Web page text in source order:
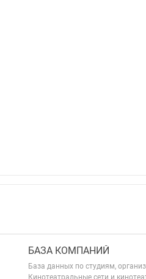
БАЗА КОМПАНИЙ
База данных по студиям,
Кинотеатральные сети и